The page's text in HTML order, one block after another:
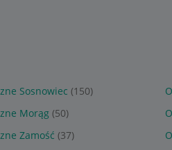
Sosnowiec (150)
Morąg (50)
Zamość (37)